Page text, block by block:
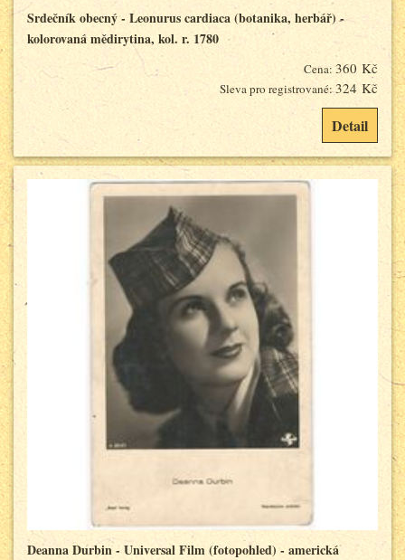
Srdečník obecný - Leonurus cardiaca (botanika, herbář) -
kolorovaná mědirytina, kol. r. 1780
Cena: 360 Kč
Sleva pro registrované:324 Kč
Detail
Deanna Durbin - Universal Film (fotopohled) - americká